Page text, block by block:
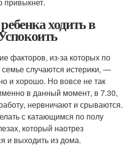
ходить в
факторов, из-за которых по
случаются истерики, —
и хорошо. Но вовсе не так
в данный момент, в 7.30,
нервничают и срываются.
с катающимся по полу
который наотрез
и выходить из дома.